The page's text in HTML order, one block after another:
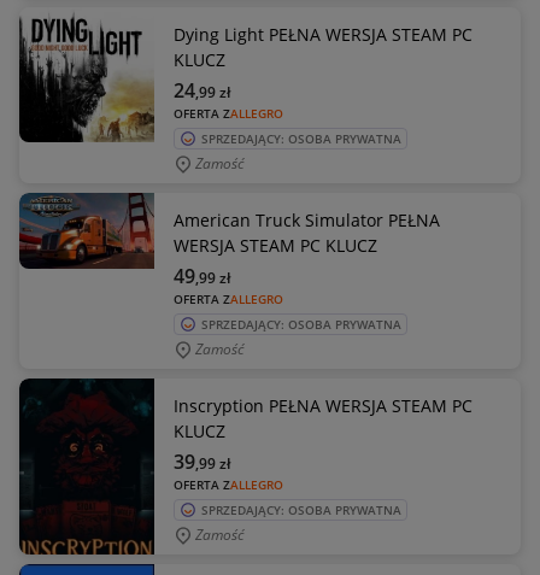
Dying Light PEŁNA WERSJA STEAM PC
KLUCZ
OFERTA ZALLEGRO
24,99zł
SPRZEDAJĄCY: OSOBA PRYWATNA
Zamość
American Truck Simulator PEŁNA
WERSJA STEAM PC KLUCZ
OFERTA ZALLEGRO
49,99zł
SPRZEDAJĄCY: OSOBA PRYWATNA
Zamość
Inscryption PEŁNA WERSJA STEAM PC
KLUCZ
OFERTA ZALLEGRO
39,99zł
SPRZEDAJĄCY: OSOBA PRYWATNA
Zamość